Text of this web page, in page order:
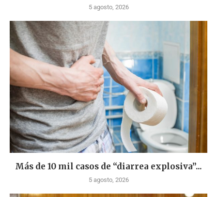
5 agosto, 2026
Más de 10 mil casos de “diarrea explosiva”...
5 agosto, 2026